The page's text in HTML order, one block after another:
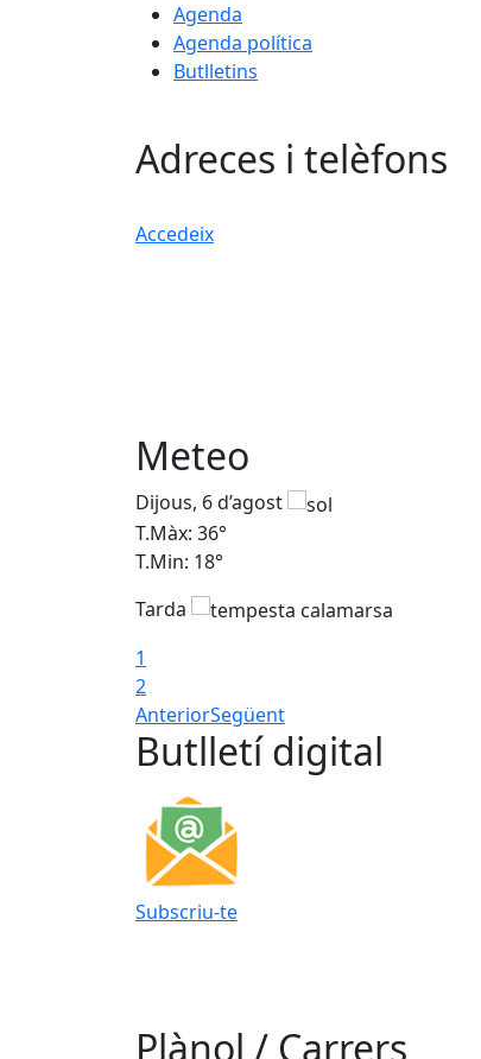
Agenda
Agenda política
Butlletins
Adreces i telèfons
Accedeix
Meteo
Dijous, 6 d’agost
T.Màx: 36°
T.Min: 18°
Tarda
1
2
AnteriorSegüent
Butlletí digital
Subscriu-te
Plànol / Carrers